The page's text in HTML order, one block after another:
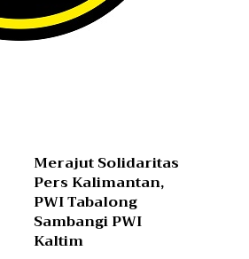
Merajut Solidaritas
Pers Kalimantan,
PWI Tabalong
Sambangi PWI
Kaltim